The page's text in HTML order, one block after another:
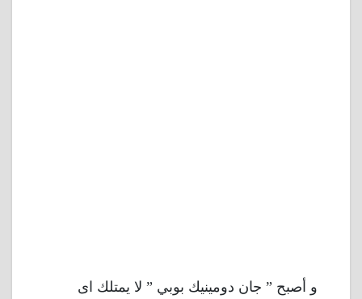
و أصبح ” جان دومينيك بوبي ” لا يمتلك اى